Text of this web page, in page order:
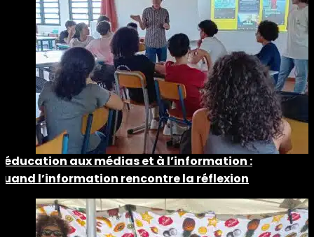
aux médias et à l’information :
l’information rencontre la réflexion